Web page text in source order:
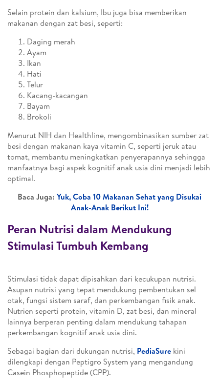
Selain protein dan kalsium, Ibu juga bisa memberikan
makanan dengan zat besi, seperti:
Daging merah
Ayam
Ikan
Hati
Telur
Kacang-kacangan
Bayam
Brokoli
Menurut NIH dan Healthline, mengombinasikan sumber zat
besi dengan makanan kaya vitamin C, seperti jeruk atau
tomat, membantu meningkatkan penyerapannya sehingga
manfaatnya bagi aspek kognitif anak usia dini menjadi lebih
optimal.
Baca Juga: Yuk, Coba 10 Makanan Sehat yang Disukai
Anak-Anak Berikut Ini!
Peran Nutrisi dalam Mendukung
Stimulasi Tumbuh Kembang
Stimulasi tidak dapat dipisahkan dari kecukupan nutrisi.
Asupan nutrisi yang tepat mendukung pembentukan sel
otak, fungsi sistem saraf, dan perkembangan fisik anak.
Nutrien seperti protein, vitamin D, zat besi, dan mineral
lainnya berperan penting dalam mendukung tahapan
perkembangan kognitif anak usia dini.
Sebagai bagian dari dukungan nutrisi, PediaSure kini
dilengkapi dengan Peptigro System yang mengandung
Casein Phosphopeptide (CPP).